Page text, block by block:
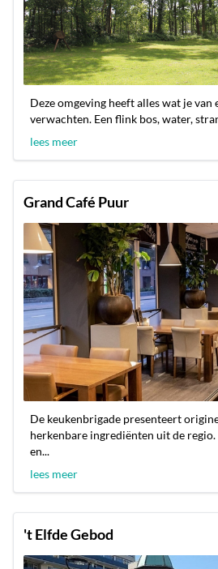
Deze omgeving heeft alles wat je
verwachten. Een flink bos, water,
lees meer
Grand Café Puur
De keukenbrigade presenteert
herkenbare ingrediënten uit de
en...
lees meer
't Elfde Gebod